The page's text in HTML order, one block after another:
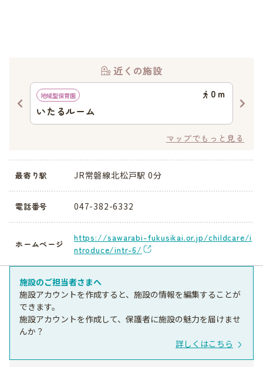
近くの施設
地域型保育園 0 ｍ
いたるルーム
マップでもっと見る
最寄り駅 JR常磐線北松戸駅 0分
電話番号 047-382-6332
ホームページ
https://sawarabi-fukusikai.or.jp/childcare/i
ntroduce/intr-6/
施設のご担当者さまへ
施設アカウントを作成すると、施設の情報を編集することが
できます。
施設アカウントを作成して、保護者に施設の魅力を届けませ
んか？
詳しくはこちら